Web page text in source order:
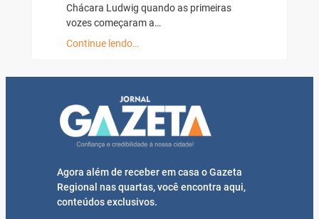
Chácara Ludwig quando as primeiras
vozes começaram a…
Continue lendo…
Agora além de receber em casa o Gazeta
Regional nas quartas, você encontra aqui,
conteúdos exclusivos.